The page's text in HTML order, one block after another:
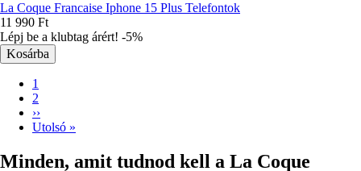
La Coque Francaise Iphone 15 Plus Telefontok
11 990 Ft
Lépj be a klubtag árért! -5%
Oldalszámozás
Jelenlegi
oldal
1
Oldal
2
Következő
oldal
››
Utolsó
Utolsó »
Minden, amit tudnod kell a La Coque